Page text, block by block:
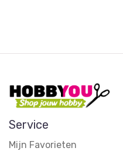
Service
Mijn Favorieten